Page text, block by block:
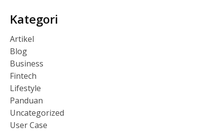
Kategori
Artikel
Blog
Business
Fintech
Lifestyle
Panduan
Uncategorized
User Case